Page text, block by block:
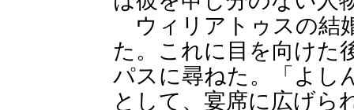
ウィリアトゥスの結
た。これに目を向けた
パスに尋ねた。「よし
として、宴席に広げら